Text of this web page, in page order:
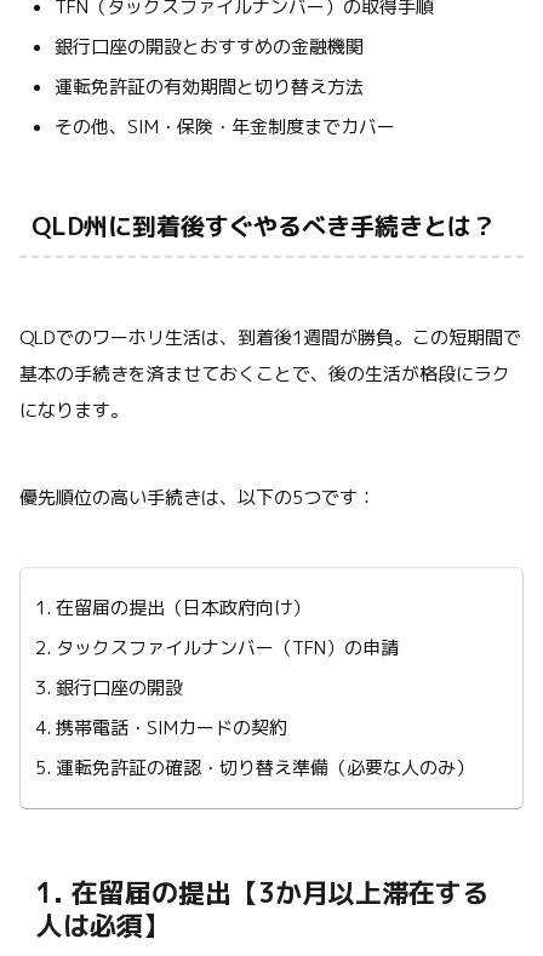
TFN（タックスファイルナンバー）の取得手順
銀行口座の開設とおすすめの金融機関
運転免許証の有効期間と切り替え方法
その他、SIM・保険・年金制度までカバー
QLD州に到着後すぐやるべき手続きとは？
QLDでのワーホリ生活は、到着後1週間が勝負。この短期間で
基本の手続きを済ませておくことで、後の生活が格段にラク
になります。
優先順位の高い手続きは、以下の5つです：
在留届の提出（日本政府向け）
タックスファイルナンバー（TFN）の申請
銀行口座の開設
携帯電話・SIMカードの契約
運転免許証の確認・切り替え準備（必要な人のみ）
1. 在留届の提出【3か月以上滞在する
人は必須】